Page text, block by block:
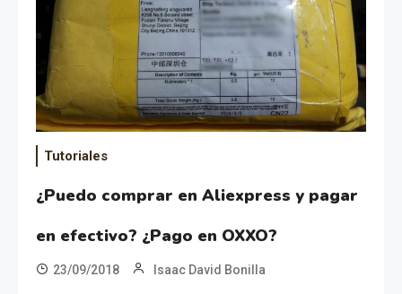
Tutoriales
¿Puedo comprar en Aliexpress y pagar
en efectivo? ¿Pago en OXXO?
23/09/2018 Isaac David Bonilla